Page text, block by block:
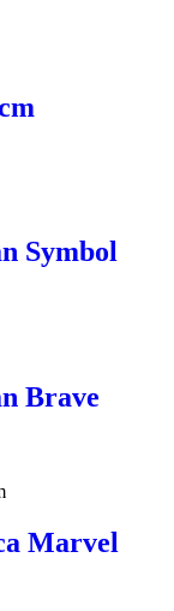
Symbol
Brave
Marvel